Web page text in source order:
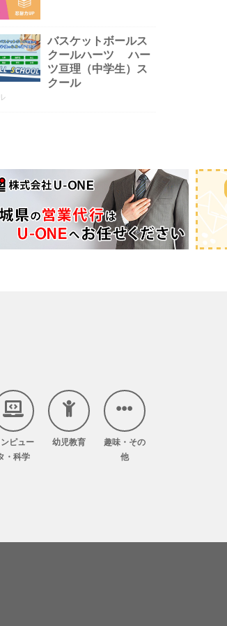
バスケットボールス
クールハーツ ハー
ツ亘理（中学生）ス
クール
ンピュー
・科学
幼児教育
趣味・その
他